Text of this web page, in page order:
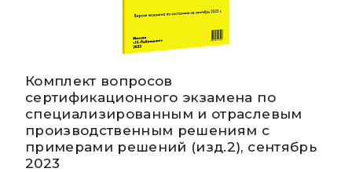
Комплект вопросов
сертификационного экзамена по
специализированным и отраслевым
производственным решениям с
примерами решений (изд.2), сентябрь
2023